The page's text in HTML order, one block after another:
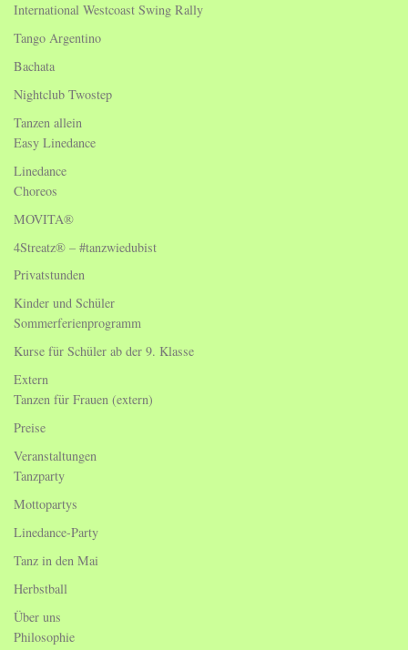
International Westcoast Swing Rally
Tango Argentino
Bachata
Nightclub Twostep
Tanzen allein
Easy Linedance
Linedance
Choreos
MOVITA®
4Streatz® – #tanzwiedubist
Privatstunden
Kinder und Schüler
Sommerferienprogramm
Kurse für Schüler ab der 9. Klasse
Extern
Tanzen für Frauen (extern)
Preise
Veranstaltungen
Tanzparty
Mottopartys
Linedance-Party
Tanz in den Mai
Herbstball
Über uns
Philosophie